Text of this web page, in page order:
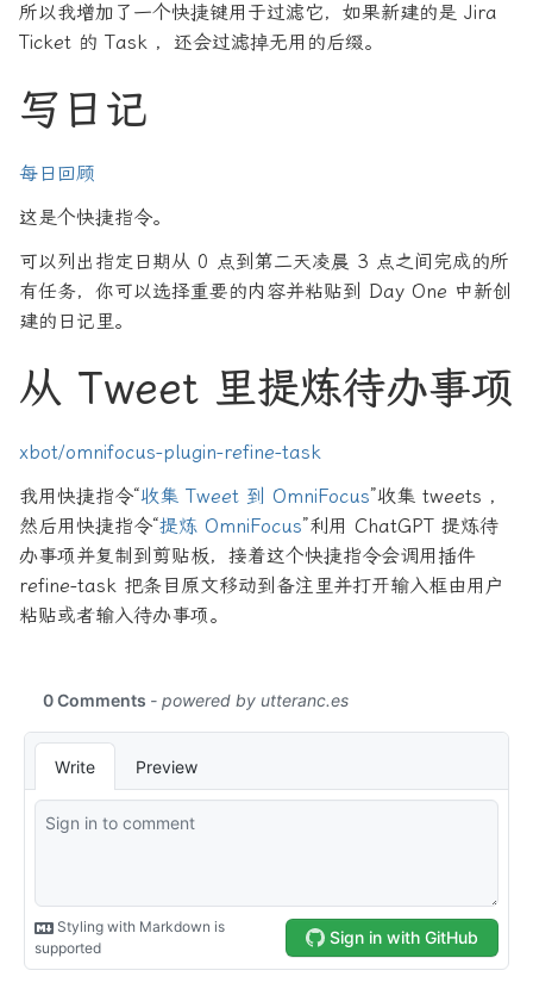
所以我增加了一个快捷键用于过滤它，如果新建的是 Jira
Ticket 的 Task ，还会过滤掉无用的后缀。
写日记
每日回顾
这是个快捷指令。
可以列出指定日期从 0 点到第二天凌晨 3 点之间完成的所
有任务，你可以选择重要的内容并粘贴到 Day One 中新创
建的日记里。
从 Tweet 里提炼待办事项
xbot/omnifocus-plugin-refine-task
我用快捷指令“收集 Tweet 到 OmniFocus”收集 tweets ，
然后用快捷指令“提炼 OmniFocus”利用 ChatGPT 提炼待
办事项并复制到剪贴板，接着这个快捷指令会调用插件
refine-task 把条目原文移动到备注里并打开输入框由用户
粘贴或者输入待办事项。